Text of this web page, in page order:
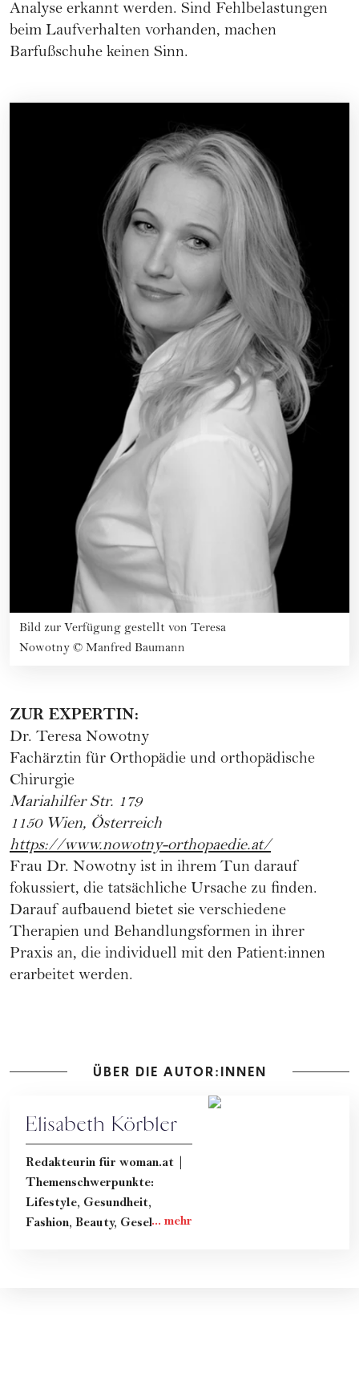
Analyse erkannt werden. Sind Fehlbelastungen
beim Laufverhalten vorhanden, machen
Barfußschuhe keinen Sinn.
Bild zur Verfügung gestellt von Teresa
Nowotny © Manfred Baumann
ZUR EXPERTIN:
Dr. Teresa Nowotny
Fachärztin für Orthopädie und orthopädische
Chirurgie
Mariahilfer Str. 179
1150 Wien, Österreich
https://www.nowotny-orthopaedie.at/
Frau Dr. Nowotny ist in ihrem Tun darauf
fokussiert, die tatsächliche Ursache zu finden.
Darauf aufbauend bietet sie verschiedene
Therapien und Behandlungsformen in ihrer
Praxis an, die individuell mit den Patient:innen
erarbeitet werden.
ÜBER DIE AUTOR:INNEN
Elisabeth Körbler
Redakteurin für woman.at |
Themenschwerpunkte:
Lifestyle, Gesundheit,
Fashion, Beauty, Gesellschaft